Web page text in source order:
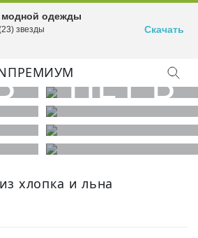
ПРЕМИУМ
хлопка и льна
модной одежды
звезды
Скачать